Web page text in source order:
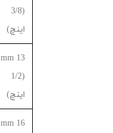
(
3/8
اینچ)
13
mm
(
1/2
اینچ)
16
mm